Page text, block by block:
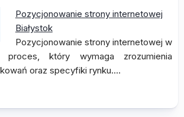
Pozycjonowanie strony internetowej
Białystok
Pozycjonowanie strony internetowej w
proces, który wymaga zrozumienia
oraz specyfiki rynku.…